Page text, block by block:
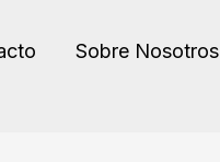
Sobre Nosotros